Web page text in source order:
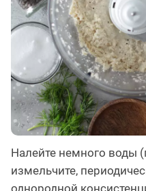
Налейте немного воды
измельчите,